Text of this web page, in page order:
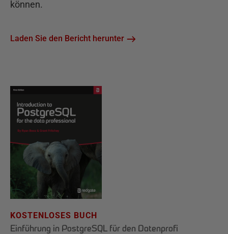
können.
Laden Sie den Bericht herunter
KOSTENLOSES BUCH
Einführung in PostgreSQL für den Datenprofi